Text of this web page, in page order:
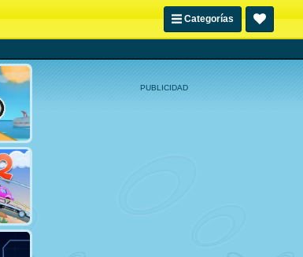
Categorías